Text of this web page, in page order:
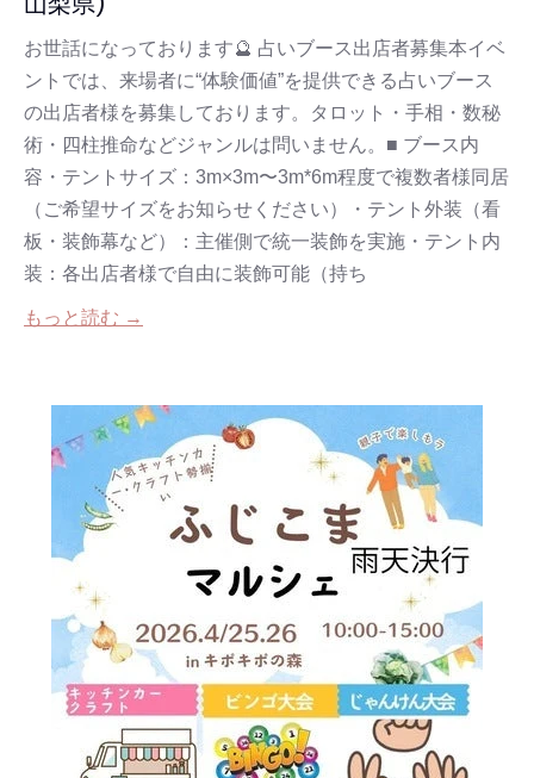
お世話になっております🔮 占いブース出店者募集本イベ
ントでは、来場者に“体験価値”を提供できる占いブース
の出店者様を募集しております。タロット・手相・数秘
術・四柱推命などジャンルは問いません。■ ブース内
容・テントサイズ：3m×3m〜3m*6m程度で複数者様同居
（ご希望サイズをお知らせください）・テント外装（看
板・装飾幕など）：主催側で統一装飾を実施・テント内
装：各出店者様で自由に装飾可能（持ち
もっと読む →